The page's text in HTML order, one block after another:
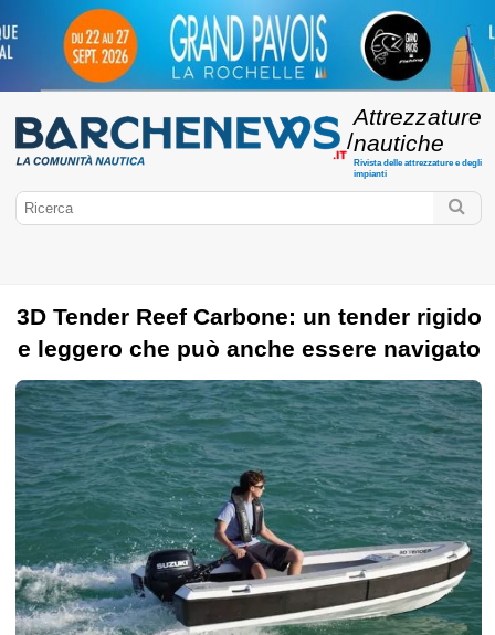
/
Attrezzature
nautiche
Rivista delle attrezzature e degli
impianti
BarcheNews.it
Cultura nauticaAttrezzature di copertaAbbigliamento marino
Motori Elettronica marinaApplicazioni per la nautica
Costruzione amatoriale OrmeggioAncora Assicurazione
Manutenzione
FlashTide Giubbotto di salvataggio Randa
Rigging
Lampada frontale Fender Sicurezza marittima
Shipchandler
3D Tender Reef Carbone: un tender rigido
e leggero che può anche essere navigato